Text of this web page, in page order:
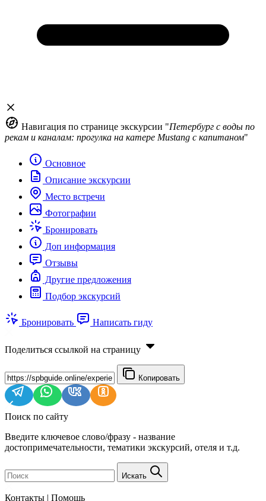
Навигация по странице экскурсии "Петербург с воды по
рекам и каналам: прогулка на катере Mustang с капитаном"
Основное
Описание экскурсии
Место встречи
Фотографии
Бронировать
Доп информация
Отзывы
Другие предложения
Подбор экскурсий
Бронировать Написать гиду
Поделиться ссылкой на страницу
Копировать
Поиск по сайту
Введите ключевое слово/фразу - название
достопримечательности, тематики экскурсий, отеля и т.д.
Искать
Контакты | Помощь